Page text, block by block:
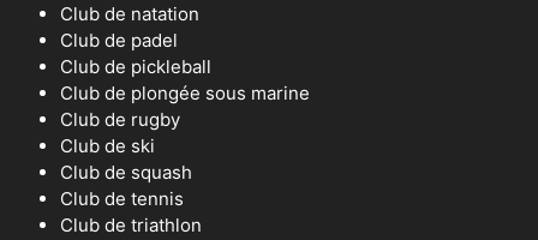
Club de natation
Club de padel
Club de pickleball
Club de plongée sous marine
Club de rugby
Club de ski
Club de squash
Club de tennis
Club de triathlon